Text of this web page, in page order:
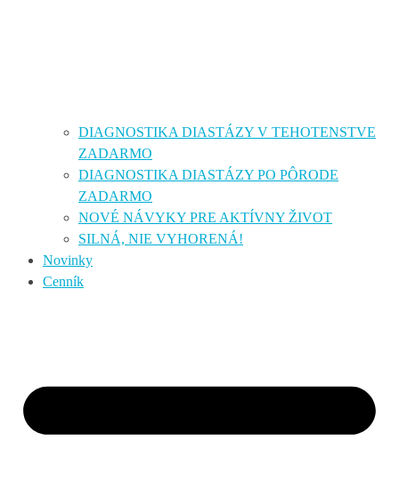
DIAGNOSTIKA DIASTÁZY V TEHOTENSTVE
ZADARMO
DIAGNOSTIKA DIASTÁZY PO PÔRODE
ZADARMO
NOVÉ NÁVYKY PRE AKTÍVNY ŽIVOT
SILNÁ, NIE VYHORENÁ!
Novinky
Cenník